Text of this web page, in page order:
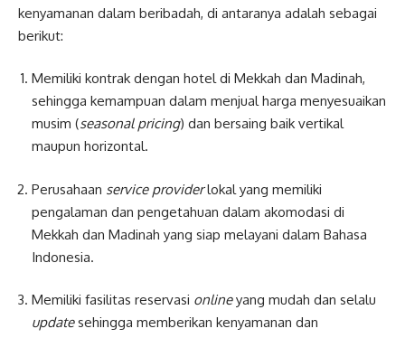
kenyamanan dalam beribadah, di antaranya adalah sebagai
berikut:
Memiliki kontrak dengan hotel di Mekkah dan Madinah,
sehingga kemampuan dalam menjual harga menyesuaikan
musim (seasonal pricing) dan bersaing baik vertikal
maupun horizontal.
Perusahaan service providerlokal yang memiliki
pengalaman dan pengetahuan dalam akomodasi di
Mekkah dan Madinah yang siap melayani dalam Bahasa
Indonesia.
Memiliki fasilitas reservasi onlineyang mudah dan selalu
updatesehingga memberikan kenyamanan dan